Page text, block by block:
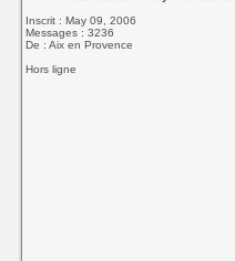
Inscrit : May 09, 2006
Messages : 3236
De : Aix en Provence
Hors ligne